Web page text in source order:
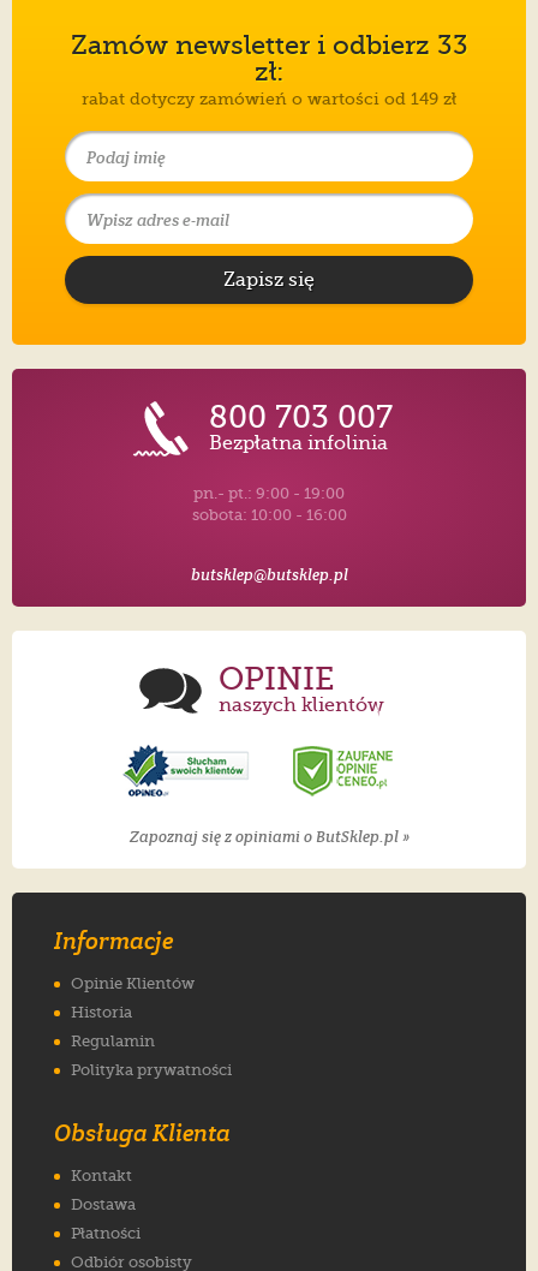
Zamów newsletter i odbierz 33
zł:
rabat dotyczy zamówień o wartości od 149 zł
Zapisz się
800 703 007
Bezpłatna infolinia
pn.- pt.: 9:00 - 19:00
sobota: 10:00 - 16:00
butsklep@butsklep.pl
OPINIE
naszych klientów
Zapoznaj się z opiniami o ButSklep.pl »
Informacje
Opinie Klientów
Historia
Regulamin
Polityka prywatności
Obsługa Klienta
Kontakt
Dostawa
Płatności
Odbiór osobisty